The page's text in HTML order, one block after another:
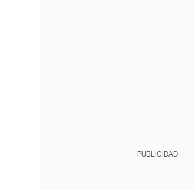
PUBLICIDAD